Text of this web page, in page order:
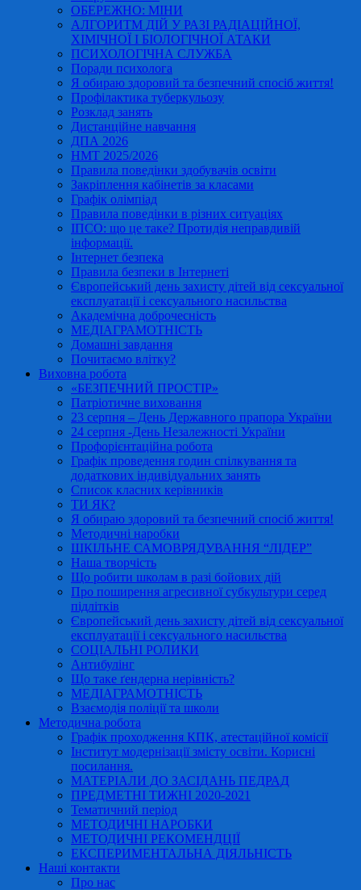
ОБЕРЕЖНО: МІНИ
АЛГОРИТМ ДІЙ У РАЗІ РАДІАЦІЙНОЇ,
ХІМІЧНОЇ І БІОЛОГІЧНОЇ АТАКИ
ПСИХОЛОГІЧНА СЛУЖБА
Поради психолога
Я обираю здоровий та безпечний спосіб життя!
Профілактика туберкульозу
Розклад занять
Дистанційне навчання
ДПА 2026
НМТ 2025/2026
Правила поведінки здобувачів освіти
Закріплення кабінетів за класами
Графік олімпіад
Правила поведінки в різних ситуаціях
ІПСО: що це таке? Протидія неправдивій
інформації.
Інтернет безпека
Правила безпеки в Інтернеті
Європейський день захисту дітей від сексуальної
експлуатації і сексуального насильства
Академічна доброчесність
МЕДІАГРАМОТНІСТЬ
Домашні завдання
Почитаємо влітку?
Виховна робота
«БЕЗПЕЧНИЙ ПРОСТІР»
Патріотичне виховання
23 серпня – День Державного прапора України
24 серпня -День Незалежності України
Профорієнтаційна робота
Графік проведення годин спілкування та
додаткових індивідуальних занять
Список класних керівників
ТИ ЯК?
Я обираю здоровий та безпечний спосіб життя!
Методичні наробки
ШКІЛЬНЕ САМОВРЯДУВАННЯ “ЛІДЕР”
Наша творчість
Що робити школам в разі бойових дій
Про поширення агресивної субкультури серед
підлітків
Європейський день захисту дітей від сексуальної
експлуатації і сексуального насильства
СОЦІАЛЬНІ РОЛИКИ
Антибулінг
Що таке ґендерна нерівність?
МЕДІАГРАМОТНІСТЬ
Взаємодія поліції та школи
Методична робота
Графік проходження КПК, атестаційної комісії
Інститут модернізації змісту освіти. Корисні
посилання.
МАТЕРІАЛИ ДО ЗАСІДАНЬ ПЕДРАД
ПРЕДМЕТНІ ТИЖНІ 2020-2021
Тематичний період
МЕТОДИЧНІ НАРОБКИ
МЕТОДИЧНІ РЕКОМЕНДЦІЇ
ЕКСПЕРИМЕНТАЛЬНА ДІЯЛЬНІСТЬ
Наші контакти
Про нас